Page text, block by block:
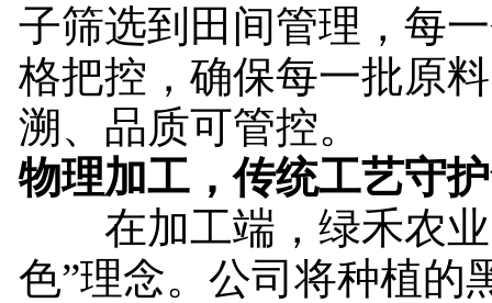
子筛选到田间管理，每
格把控，确保每一批原
溯、品质可管控。
物理加工，传统工艺守
在加工端，绿禾农业
色”理念。公司将种植的